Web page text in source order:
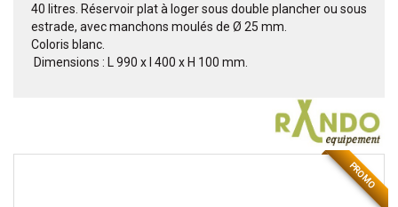
40 litres. Réservoir plat à loger sous double plancher ou sous
estrade, avec manchons moulés de Ø 25 mm.
Coloris blanc.
 Dimensions : L 990 x l 400 x H 100 mm.
PROMO